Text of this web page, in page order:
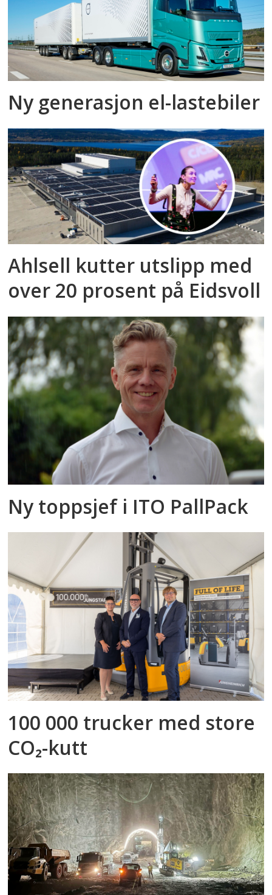
Ny generasjon el-lastebiler
Ahlsell kutter utslipp med
over 20 prosent på Eidsvoll
Ny toppsjef i ITO PallPack
100 000 trucker med store
CO₂-kutt